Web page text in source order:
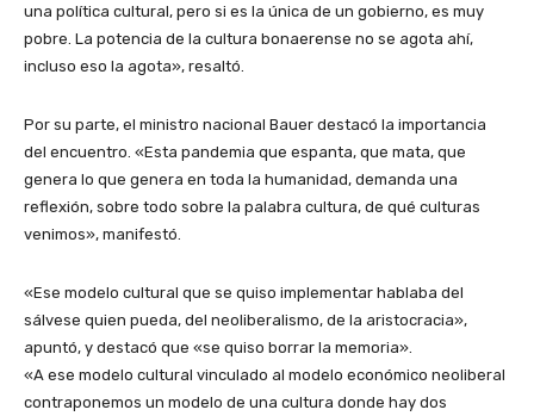
una política cultural, pero si es la única de un gobierno, es muy
pobre. La potencia de la cultura bonaerense no se agota ahí,
incluso eso la agota», resaltó.
Por su parte, el ministro nacional Bauer destacó la importancia
del encuentro. «Esta pandemia que espanta, que mata, que
genera lo que genera en toda la humanidad, demanda una
reflexión, sobre todo sobre la palabra cultura, de qué culturas
venimos», manifestó.
«Ese modelo cultural que se quiso implementar hablaba del
sálvese quien pueda, del neoliberalismo, de la aristocracia»,
apuntó, y destacó que «se quiso borrar la memoria».
«A ese modelo cultural vinculado al modelo económico neoliberal
contraponemos un modelo de una cultura donde hay dos